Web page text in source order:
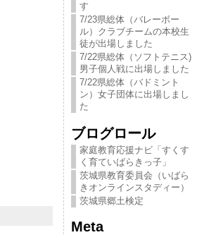
す
7/23県総体（バレーボー
ル）クラブチームの本校生
徒が出場しました
7/22県総体（ソフトテニス)
男子個人戦に出場しました
7/22県総体（バドミント
ン）女子団体に出場しまし
た
ブログロール
家庭教育応援ナビ「すくす
く育ていばらきっ​子」
茨城県教育委員会（いばら
きオンラインスタディー）
茨城県郷土検定
Meta